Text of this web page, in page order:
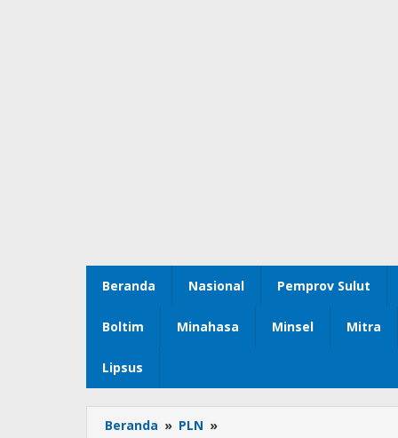
Beranda Nasional Pemprov Sulut
Boltim Minahasa Minsel Mitra
Lipsus
Beranda » PLN »